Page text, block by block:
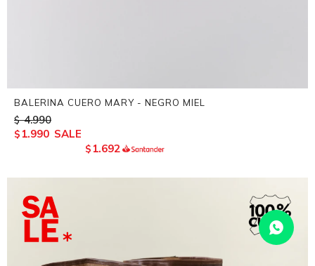
BALERINA CUERO MARY - NEGRO MIEL
$ 4.990
$ 1.990
$ 1.692